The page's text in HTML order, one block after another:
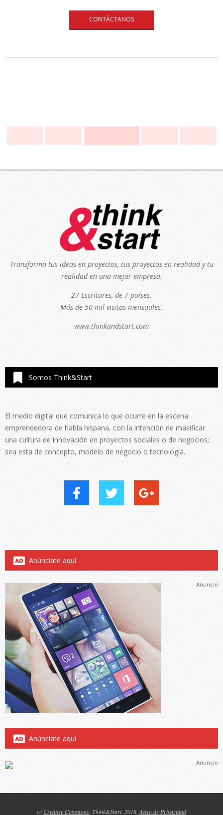
CONTÁCTANOS
Transforma tus ideas en proyectos, tus proyectos en realidad y tu
realidad en una mejor empresa.
27 Escritores, de 7 países.
Más de 50 mil visitas mensuales.
www.thinkandstart.com
Somos Think&Start
El medio digital que comunica lo que ocurre en la escena
emprendedora de habla hispana, con la intención de masificar
una cultura de innovación en proyectos sociales o de negocios;
sea esta de concepto, modelo de negocio o tecnología.
Anúnciate aquí
Anuncio
Anúnciate aquí
Anuncio
cc Creative Commons , Think&Start, 2018. Aviso de Privacidad